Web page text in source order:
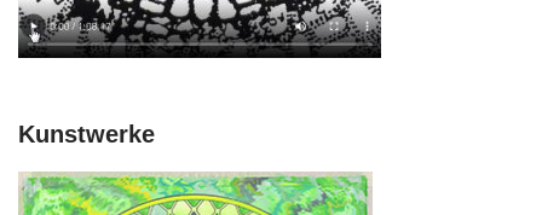
Kunstwerke